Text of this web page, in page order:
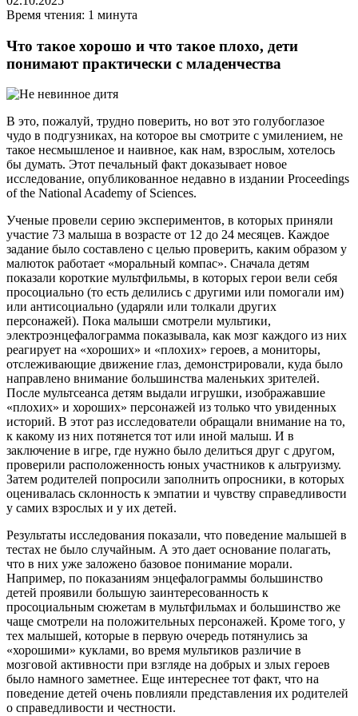
Время чтения: 1 минута
Что такое хорошо и что такое плохо, дети
понимают практически с младенчества
В это, пожалуй, трудно поверить, но вот это голубоглазое
чудо в подгузниках, на которое вы смотрите с умилением, не
такое несмышленое и наивное, как нам, взрослым, хотелось
бы думать. Этот печальный факт доказывает новое
исследование, опубликованное недавно в издании Proceedings
of the National Academy of Sciences.
Ученые провели серию экспериментов, в которых приняли
участие 73 малыша в возрасте от 12 до 24 месяцев. Каждое
задание было составлено с целью проверить, каким образом у
малюток работает «моральный компас». Сначала детям
показали короткие мультфильмы, в которых герои вели себя
просоциально (то есть делились с другими или помогали им)
или антисоциально (ударяли или толкали других
персонажей). Пока малыши смотрели мультики,
электроэнцефалограмма показывала, как мозг каждого из них
реагирует на «хороших» и «плохих» героев, а мониторы,
отслеживающие движение глаз, демонстрировали, куда было
направлено внимание большинства маленьких зрителей.
После мультсеанса детям выдали игрушки, изображавшие
«плохих» и хороших» персонажей из только что увиденных
историй. В этот раз исследователи обращали внимание на то,
к какому из них потянется тот или иной малыш. И в
заключение в игре, где нужно было делиться друг с другом,
проверили расположенность юных участников к альтруизму.
Затем родителей попросили заполнить опросники, в которых
оценивалась склонность к эмпатии и чувству справедливости
у самих взрослых и у их детей.
Результаты исследования показали, что поведение малышей в
тестах не было случайным. А это дает основание полагать,
что в них уже заложено базовое понимание морали.
Например, по показаниям энцефалограммы большинство
детей проявили большую заинтересованность к
просоциальным сюжетам в мультфильмах и большинство же
чаще смотрели на положительных персонажей. Кроме того, у
тех малышей, которые в первую очередь потянулись за
«хорошими» куклами, во время мультиков различие в
мозговой активности при взгляде на добрых и злых героев
было намного заметнее. Еще интереснее тот факт, что на
поведение детей очень повлияли представления их родителей
о справедливости и честности.